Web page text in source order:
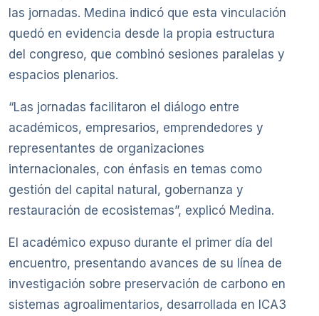
las jornadas. Medina indicó que esta vinculación
quedó en evidencia desde la propia estructura
del congreso, que combinó sesiones paralelas y
espacios plenarios.
“Las jornadas facilitaron el diálogo entre
académicos, empresarios, emprendedores y
representantes de organizaciones
internacionales, con énfasis en temas como
gestión del capital natural, gobernanza y
restauración de ecosistemas”, explicó Medina.
El académico expuso durante el primer día del
encuentro, presentando avances de su línea de
investigación sobre preservación de carbono en
sistemas agroalimentarios, desarrollada en ICA3